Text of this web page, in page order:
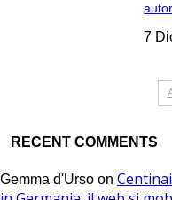
7
RECENT COMMENTS
Gemma d'Urso on